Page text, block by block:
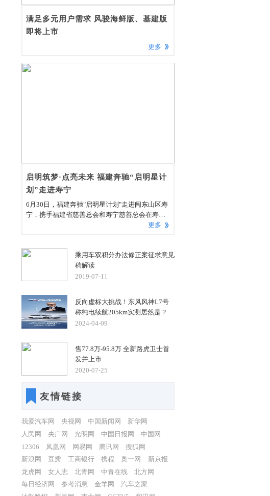
满足多元用户需求 风骏海鲜版、基建版
即将上市
更多
启明筑梦·点亮未来 福建奔驰“启明星计
划”走进寿宁
6月30日，福建奔驰"启明星计划"走进闽东山区寿
宁，携手福建省慈善总会和寿宁慈善总会在寿宁
县南阳中心小学举办"启明筑梦·点亮未来"图书捐
党委书记、执行副总裁符磊一行的到访给予了热
更多
乘用车双积分办法修正案征求意见
稿解读
2019-07-11
反向虚标大挑战！东风风神L7号
称纯电续航205km实测居然是？
2024-04-09
售77.8万-95.8万 全新路虎卫士首
发并上市
2020-07-25
友情链接
我爱汽车网 央视网 中国新闻网
新华网
人民网
央广网 光明网 中国日报网
中国网
12306
凤凰网 网易网 腾讯网
搜狐网
新浪网
豆瓣 工商银行 携程 奥一网
新京报
龙虎网
女人志 北青网 中青在线
北方网
每日经济网
参考消息 金羊网
汽车之家